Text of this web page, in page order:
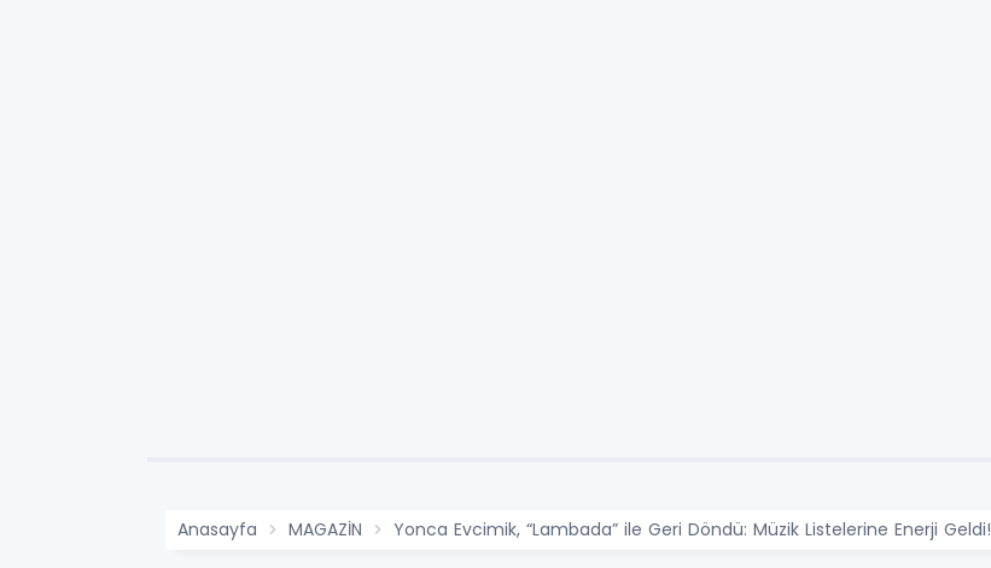
Anasayfa MAGAZİN Yonca Evcimik, “Lambada” ile Geri Döndü: Müzik Listelerine Enerji Geldi!